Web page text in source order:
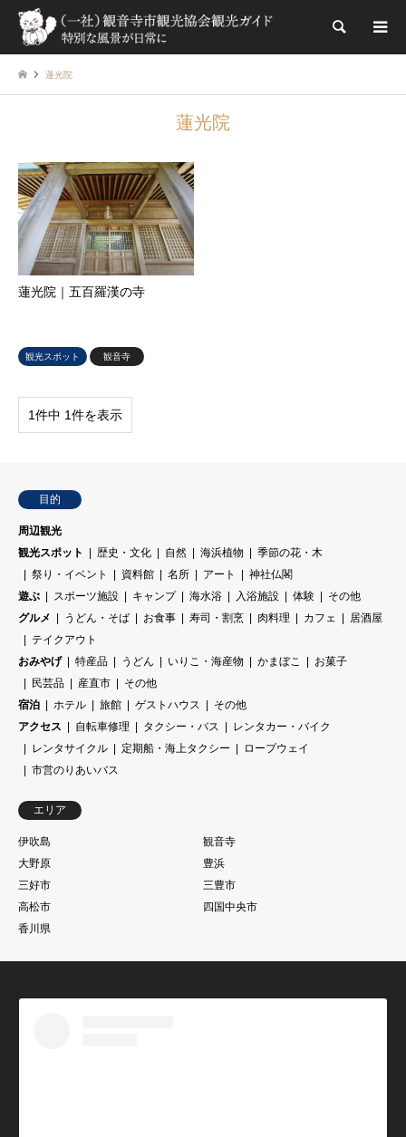
検索
蓮光院
蓮光院
蓮光院｜五百羅漢の寺
観光スポット 観音寺
1件中 1件を表示
目的
周辺観光
観光スポット
歴史・文化 自然 海浜植物
季節の花・木
祭り・イベント
資料館 名所 アート
神社仏閣
遊ぶ
スポーツ施設 キャンプ 海水浴 入浴施設 体験
その他
グルメ
うどん・そば お食事 寿司・割烹 肉料理 カフェ
居酒屋
テイクアウト
おみやげ
特産品 うどん いりこ・海産物 かまぼこ
お菓子
民芸品
産直市
その他
宿泊
ホテル 旅館 ゲストハウス
その他
アクセス
自転車修理 タクシー・バス
レンタカー・バイク
レンタサイクル
定期船・海上タクシー
ロープウェイ
市営のりあいバス
エリア
伊吹島
観音寺
大野原
豊浜
三好市
三豊市
高松市
四国中央市
香川県